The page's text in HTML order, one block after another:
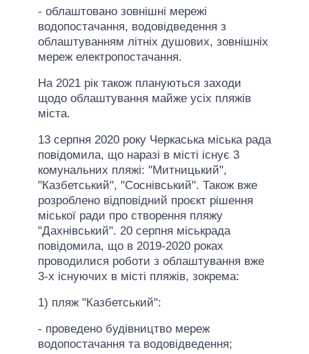
- облаштовано зовнішні мережі
водопостачання, водовідведення з
облаштуванням літніх душових, зовнішніх
мереж електропостачання.
На 2021 рік також плануються заходи
щодо облаштування майже усіх пляжів
міста.
13 серпня 2020 року Черкаська міська рада
повідомила, що наразі в місті існує 3
комунальних пляжі: "Митницький",
"Казбетський", "Соснівський". Також вже
розроблено відповідний проєкт рішення
міської ради про створення пляжу
"Дахнівський". 20 серпня міськрада
повідомила, що в 2019-2020 роках
проводилися роботи з облаштування вже
3-х існуючих в місті пляжів, зокрема:
1) пляж "Казбетський":
- проведено будівництво мереж
водопостачання та водовідведення;